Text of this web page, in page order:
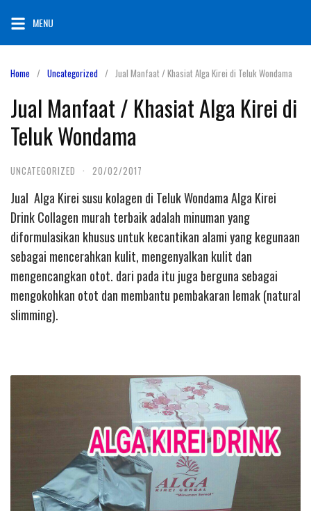
content
MENU
Home Uncategorized Jual Manfaat / Khasiat Alga Kirei di Teluk Wondama
Jual Manfaat / Khasiat Alga Kirei di
Teluk Wondama
UNCATEGORIZED · 20/02/2017
Jual Alga Kirei susu kolagen di Teluk Wondama Alga Kirei
Drink Collagen murah terbaik adalah minuman yang
diformulasikan khusus untuk kecantikan alami yang kegunaan
sebagai mencerahkan kulit, mengenyalkan kulit dan
mengencangkan otot. dari pada itu juga berguna sebagai
mengokohkan otot dan membantu pembakaran lemak (natural
slimming).